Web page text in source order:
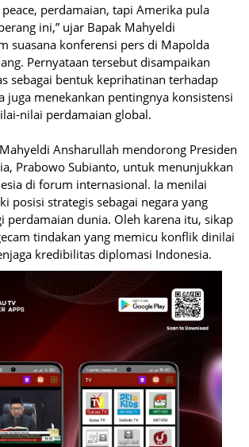
peace, perdamaian, tapi Amerika pula
ini,” ujar Bapak Mahyeldi
suasana konferensi pers di Mapolda
Pernyataan tersebut disampaikan
sebagai bentuk keprihatinan terhadap
juga menekankan pentingnya konsistensi
nilai perdamaian global.
Ansharullah mendorong Presiden
Prabowo Subianto, untuk menunjukkan
di forum internasional. Ia menilai
posisi strategis sebagai negara yang
perdamaian dunia. Oleh karena itu, sikap
tindakan yang memicu konflik dinilai
kredibilitas diplomasi Indonesia.